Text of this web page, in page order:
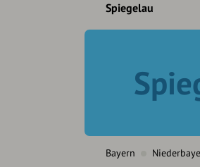
Spiegelau
Bayern